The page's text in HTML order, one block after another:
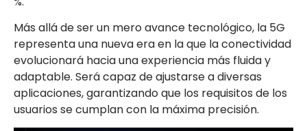
Más allá de ser un mero avance tecnológico, la 5G
representa una nueva era en la que la conectividad
evolucionará hacia una experiencia más fluida y
adaptable. Será capaz de ajustarse a diversas
aplicaciones, garantizando que los requisitos de los
usuarios se cumplan con la máxima precisión.